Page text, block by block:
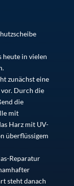
heute in vielen
zunächst eine
Durch die
die
mit
Harz mit UV-
überflüssigem
Reparatur
steht danach